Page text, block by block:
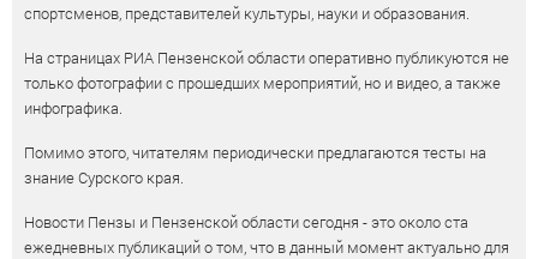
спортсменов, представителей культуры, науки и образования.
На страницах РИА Пензенской области оперативно публикуются не
только фотографии с прошедших мероприятий, но и видео, а также
инфографика.
Помимо этого, читателям периодически предлагаются тесты на
знание Сурского края.
Новости Пензы и Пензенской области сегодня - это около ста
ежедневных публикаций о том, что в данный момент актуально для